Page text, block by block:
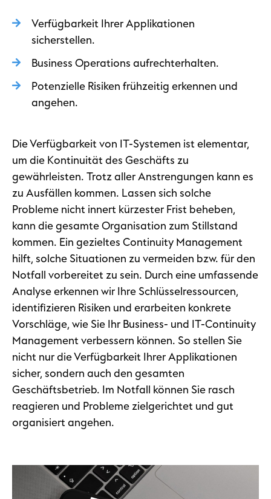
Verfügbarkeit Ihrer Applikationen
sicherstellen.
Business Operations aufrechterhalten.
Potenzielle Risiken frühzeitig erkennen und
angehen.
Die Verfügbarkeit von IT-Systemen ist elementar,
um die Kontinuität des Geschäfts zu
gewährleisten. Trotz aller Anstrengungen kann es
zu Ausfällen kommen. Lassen sich solche
Probleme nicht innert kürzester Frist beheben,
kann die gesamte Organisation zum Stillstand
kommen. Ein gezieltes Continuity Management
hilft, solche Situationen zu vermeiden bzw. für den
Notfall vorbereitet zu sein. Durch eine umfassende
Analyse erkennen wir Ihre Schlüsselressourcen,
identifizieren Risiken und erarbeiten konkrete
Vorschläge, wie Sie Ihr Business- und IT-Continuity
Management verbessern können. So stellen Sie
nicht nur die Verfügbarkeit Ihrer Applikationen
sicher, sondern auch den gesamten
Geschäftsbetrieb. Im Notfall können Sie rasch
reagieren und Probleme zielgerichtet und gut
organisiert angehen.